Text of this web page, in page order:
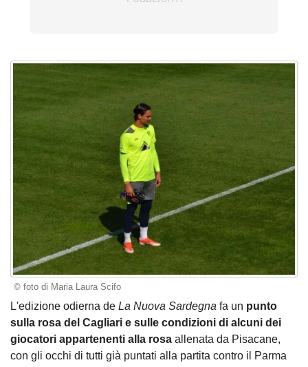
© foto di Maria Laura Scifo
L'edizione odierna de La Nuova Sardegna fa un punto
sulla rosa del Cagliari e sulle condizioni di alcuni dei
giocatori appartenenti alla rosa allenata da Pisacane,
con gli occhi di tutti già puntati alla partita contro il Parma